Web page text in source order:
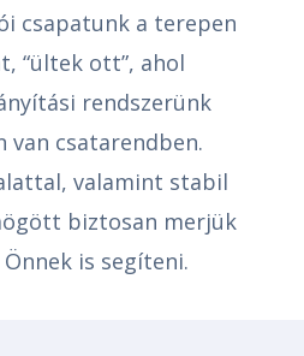
csapatunk a terepen
“ültek ott”, ahol
rendszerünk
van csatarendben.
valamint stabil
biztosan merjük
is segíteni.